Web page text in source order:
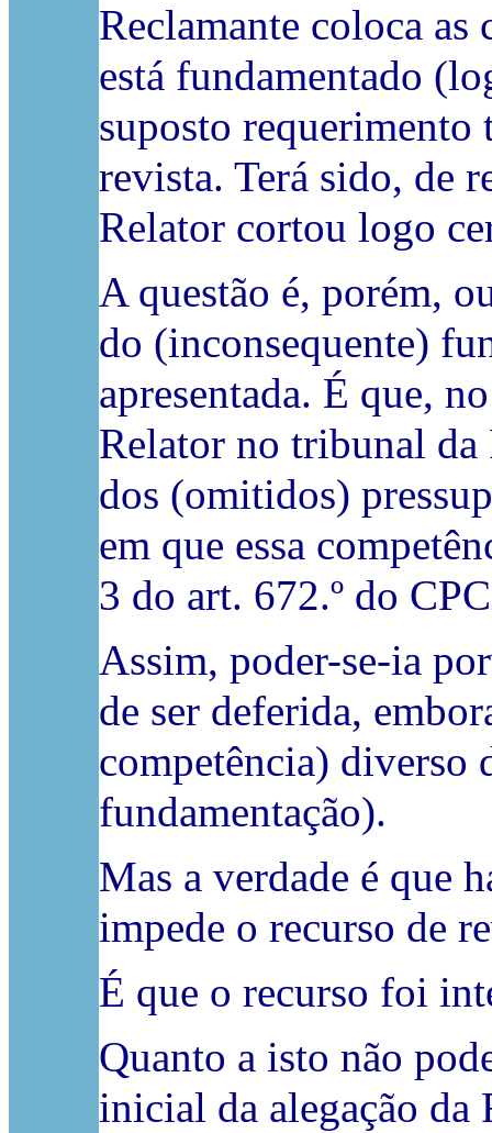
Reclamante coloca
está fundamentado
suposto requerimento
revista. Terá sido, de
Relator cortou logo
A questão é, porém,
do (inconsequente)
apresentada. É que,
Relator no tribunal da
dos (omitidos)
em que essa
3 do art. 672.º do
Assim, poder-se-ia
de ser deferida,
competência) diverso
fundamentação).
Mas a verdade é que
impede o recurso de
É que o recurso foi
Quanto a isto não
inicial da alegação da